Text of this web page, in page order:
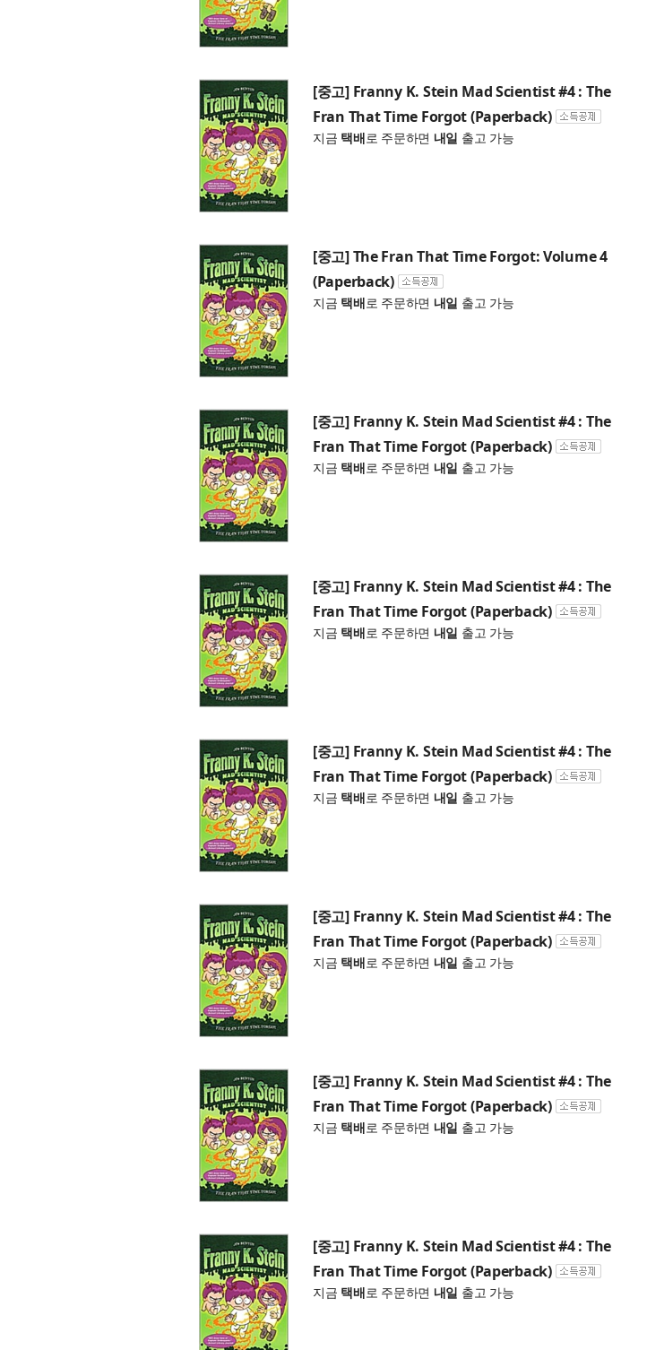
[중고] Franny K. Stein Mad Scientist #4 : The
Fran That Time Forgot (Paperback)
지금 택배로 주문하면 내일 출고 가능
[중고] The Fran That Time Forgot: Volume 4
(Paperback)
지금 택배로 주문하면 내일 출고 가능
[중고] Franny K. Stein Mad Scientist #4 : The
Fran That Time Forgot (Paperback)
지금 택배로 주문하면 내일 출고 가능
[중고] Franny K. Stein Mad Scientist #4 : The
Fran That Time Forgot (Paperback)
지금 택배로 주문하면 내일 출고 가능
[중고] Franny K. Stein Mad Scientist #4 : The
Fran That Time Forgot (Paperback)
지금 택배로 주문하면 내일 출고 가능
[중고] Franny K. Stein Mad Scientist #4 : The
Fran That Time Forgot (Paperback)
지금 택배로 주문하면 내일 출고 가능
[중고] Franny K. Stein Mad Scientist #4 : The
Fran That Time Forgot (Paperback)
지금 택배로 주문하면 내일 출고 가능
[중고] Franny K. Stein Mad Scientist #4 : The
Fran That Time Forgot (Paperback)
지금 택배로 주문하면 내일 출고 가능